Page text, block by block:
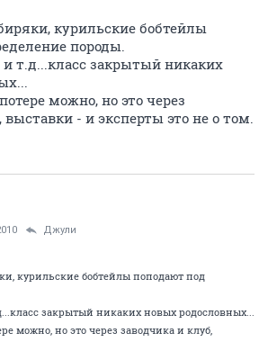
курильские бобтейлы
породы.
т.д...класс закрытый никаких
можно, но это через
выставки - и эксперты это не о том.
Джули
курильские бобтейлы поподают под
закрытый никаких новых родословных...
можно, но это через заводчика и клуб,